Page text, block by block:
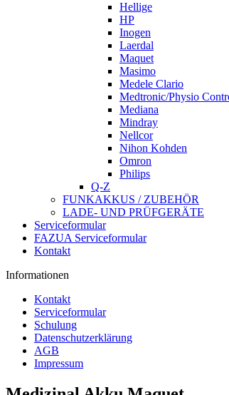
Hellige
HP
Inogen
Laerdal
Maquet
Masimo
Medele Clario
Medtronic/Physio
Mediana
Mindray
Nellcor
Nihon Kohden
Omron
Philips
Q-Z
FUNKAKKUS / ZUBEHÖR
LADE- UND PRÜFGERÄTE
Serviceformular
FAZUA Serviceformular
Kontakt
Informationen
Kontakt
Serviceformular
Schulung
Datenschutzerklärung
AGB
Impressum